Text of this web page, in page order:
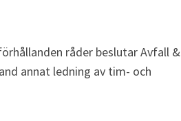
råder beslutar Avfall &
annat ledning av tim- och